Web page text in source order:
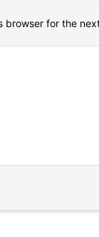
browser for the